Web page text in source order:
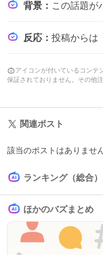
背景 ： この話題がバズっている理由は、人気ゲームの新ガチャ『シュガ
反応 ： 投稿からは「シュガフレが欲しいが控えてい
アイコンが付いているコンテ
保証されておりません。その他
関連ポスト
該当のポストはありません
ランキング（総合）
ほかのバズまとめ